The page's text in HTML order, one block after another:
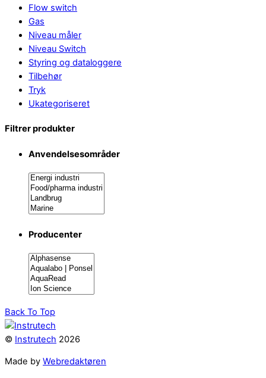
Flow switch
Gas
Niveau måler
Niveau Switch
Styring og dataloggere
Tilbehør
Tryk
Ukategoriseret
Filtrer produkter
Anvendelsesområder
Producenter
Back To Top
© Instrutech 2026
Made by Webredaktøren